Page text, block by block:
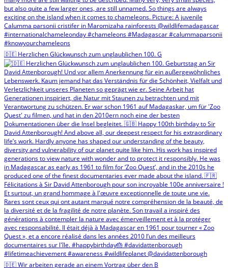
🇩🇪 Herzlichen Glückwunsch zum unglaublichen 100. G
🇩🇪 Wir arbeiten gerade an einem Vortrag über den B